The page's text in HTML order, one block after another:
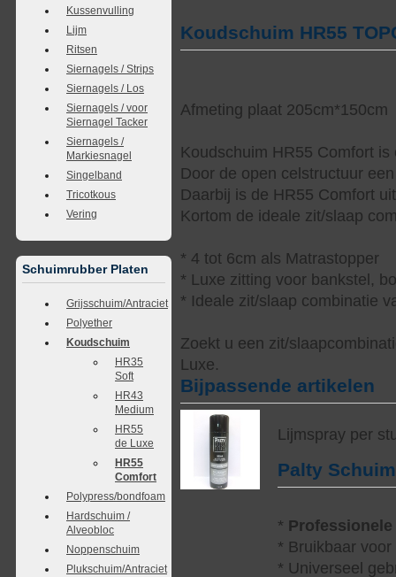
Kussenvulling
Lijm
Ritsen
Siernagels / Strips
Siernagels / Los
Siernagels / voor
Siernagel Tacker
Siernagels /
Markiesnagel
Singelband
Tricotkous
Vering
Schuimrubber Platen
Grijsschuim/Antraciet
Polyether
Koudschuim
HR35
Soft
HR43
Medium
HR55
de Luxe
HR55
Comfort
Polypress/bondfoam
Hardschuim /
Alveobloc
Noppenschuim
Plukschuim/Antraciet
Koudschuim HR55
Afmeting plaat 205cm*150cm
Koudschuim HR55 Comfort
Door de open celstructuur
Daarbij is de HR55 Comfort
Kortom de ideale zit/slaap
* 4 tot 6cm als Matrastopper
* Luxe zitting voor bankstel,
* Ideale zit/slaap combinatie
Zoekt u een zit/
Luxe.
Bijpassende artikelen
Lijmspray per
Palty
* Professionele
* Bruikbaar
* Universeel